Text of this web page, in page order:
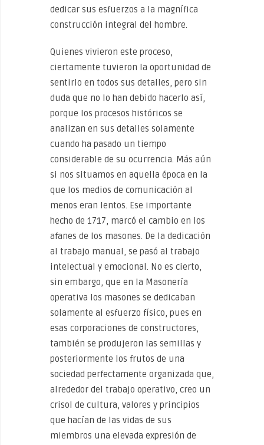
dedicar sus esfuerzos a la magnífica
construcción integral del hombre.
Quienes vivieron este proceso,
ciertamente tuvieron la oportunidad de
sentirlo en todos sus detalles, pero sin
duda que no lo han debido hacerlo así,
porque los procesos históricos se
analizan en sus detalles solamente
cuando ha pasado un tiempo
considerable de su ocurrencia. Más aún
si nos situamos en aquella época en la
que los medios de comunicación al
menos eran lentos. Ese importante
hecho de 1717, marcó el cambio en los
afanes de los masones. De la dedicación
al trabajo manual, se pasó al trabajo
intelectual y emocional. No es cierto,
sin embargo, que en la Masonería
operativa los masones se dedicaban
solamente al esfuerzo físico, pues en
esas corporaciones de constructores,
también se produjeron las semillas y
posteriormente los frutos de una
sociedad perfectamente organizada que,
alrededor del trabajo operativo, creo un
crisol de cultura, valores y principios
que hacían de las vidas de sus
miembros una elevada expresión de